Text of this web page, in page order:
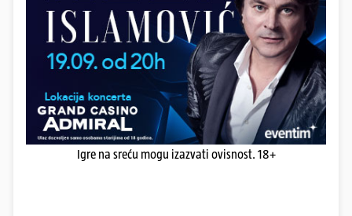
Igre na sreću mogu izazvati ovisnost. 18+